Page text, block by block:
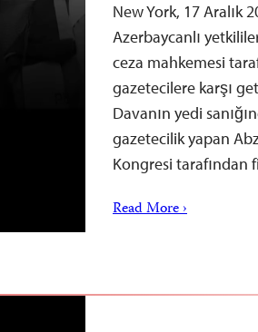
New York, 17 Aralık
Azerbaycanlı
ceza mahkemesi
gazetecilere karşı
Davanın yedi
gazetecilik yapan
Kongresi tarafından
Read More ›